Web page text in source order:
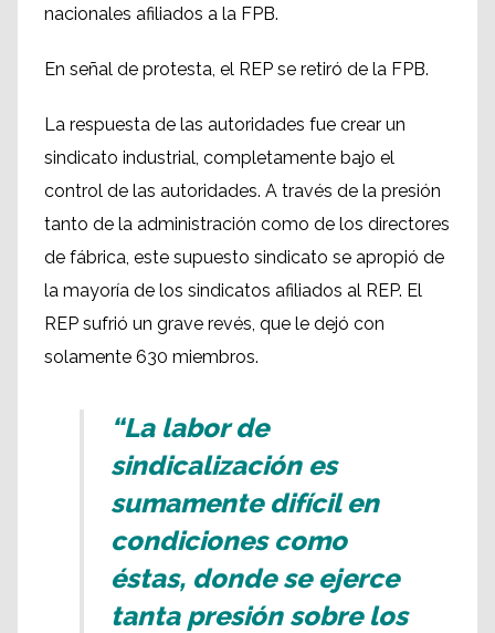
nacionales afiliados a la FPB.
En señal de protesta, el REP se retiró de la FPB.
La respuesta de las autoridades fue crear un
sindicato industrial, completamente bajo el
control de las autoridades. A través de la presión
tanto de la administración como de los directores
de fábrica, este supuesto sindicato se apropió de
la mayoría de los sindicatos afiliados al REP. El
REP sufrió un grave revés, que le dejó con
solamente 630 miembros.
“La labor de
sindicalización es
sumamente difícil en
condiciones como
éstas, donde se ejerce
tanta presión sobre los